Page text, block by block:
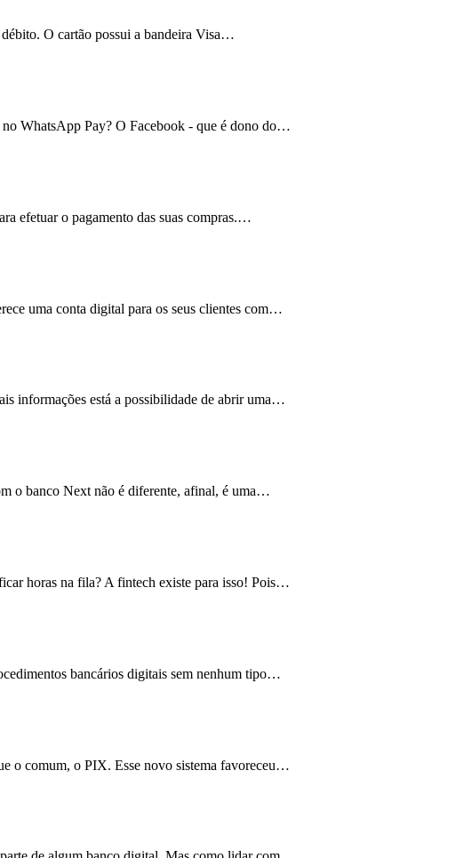
O cartão possui a bandeira Visa…
no WhatsApp Pay? O Facebook - que é dono do…
efetuar o pagamento das suas compras.…
uma conta digital para os seus clientes com…
informações está a possibilidade de abrir uma…
o banco Next não é diferente, afinal, é uma…
horas na fila? A fintech existe para isso! Pois…
bancários digitais sem nenhum tipo…
o comum, o PIX. Esse novo sistema favoreceu…